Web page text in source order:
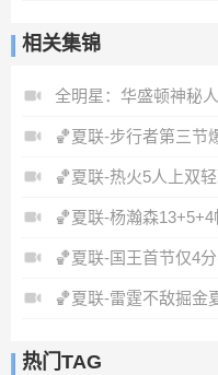
相关集锦
热门TAG